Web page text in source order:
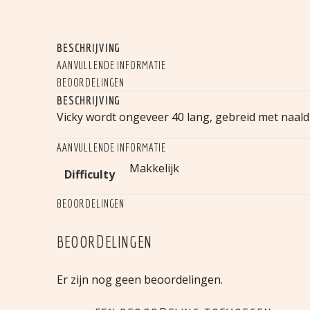
BESCHRIJVING
AANVULLENDE INFORMATIE
BEOORDELINGEN
BESCHRIJVING
Vicky wordt ongeveer 40 lang, gebreid met
AANVULLENDE INFORMATIE
Difficulty Makkelijk
BEOORDELINGEN
BEOORDELINGEN
Er zijn nog geen beoordelingen.